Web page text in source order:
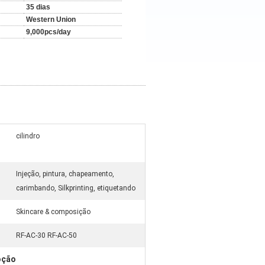
35 dias
Western Union
9,000pcs/day
cilindro
Injeção, pintura, chapeamento,
carimbando, Silkprinting, etiquetando
Skincare & composição
RF-AC-30 RF-AC-50